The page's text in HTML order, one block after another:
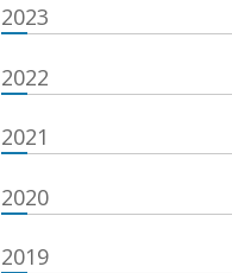
2023
2022
2021
2020
2019